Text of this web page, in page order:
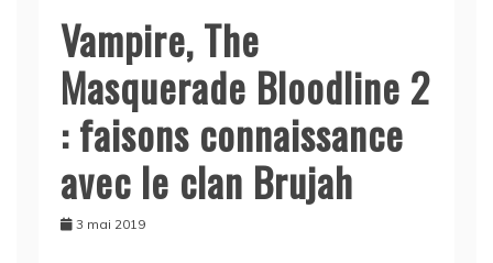
Vampire, The
Masquerade Bloodline 2
: faisons connaissance
avec le clan Brujah
3 mai 2019